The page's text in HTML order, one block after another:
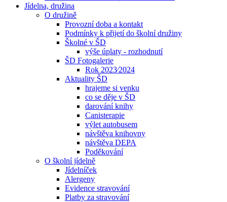
Jídelna, družina
O družině
Provozní doba a kontakt
Podmínky k přijetí do školní družiny
Školné v ŠD
výše úplaty - rozhodnutí
ŠD Fotogalerie
Rok 2023⁄2024
Aktuality ŠD
hrajeme si venku
co se děje v ŠD
darování knihy
Canisterapie
výlet autobusem
návštěva knihovny
návštěva DEPA
Poděkování
O školní jídelně
Jídelníček
Alergeny
Evidence stravování
Platby za stravování